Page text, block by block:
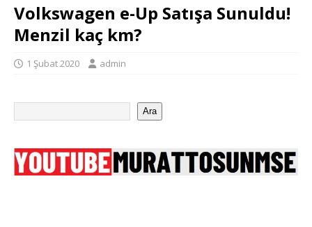
Volkswagen e-Up Satışa Sunuldu!
Menzil kaç km?
1 Şubat 2020 admin
Ara